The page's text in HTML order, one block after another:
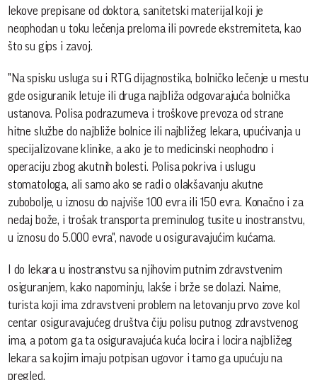
lekove prepisane od doktora, sanitetski materijal koji je
neophodan u toku lečenja preloma ili povrede ekstremiteta, kao
što su gips i zavoj.
"Na spisku usluga su i RTG dijagnostika, bolničko lečenje u mestu
gde osiguranik letuje ili druga najbliža odgovarajuća bolnička
ustanova. Polisa podrazumeva i troškove prevoza od strane
hitne službe do najbliže bolnice ili najbližeg lekara, upućivanja u
specijalizovane klinike, a ako je to medicinski neophodno i
operaciju zbog akutnih bolesti. Polisa pokriva i uslugu
stomatologa, ali samo ako se radi o olakšavanju akutne
zubobolje, u iznosu do najviše 100 evra ili 150 evra. Konačno i za
nedaj bože, i trošak transporta preminulog tusite u inostranstvu,
u iznosu do 5.000 evra", navode u osiguravajućim kućama.
I do lekara u inostranstvu sa njihovim putnim zdravstvenim
osiguranjem, kako napominju, lakše i brže se dolazi. Naime,
turista koji ima zdravstveni problem na letovanju prvo zove kol
centar osiguravajućeg društva čiju polisu putnog zdravstvenog
ima, a potom ga ta osiguravajuća kuća locira i locira najbližeg
lekara sa kojim imaju potpisan ugovor i tamo ga upućuju na
pregled.